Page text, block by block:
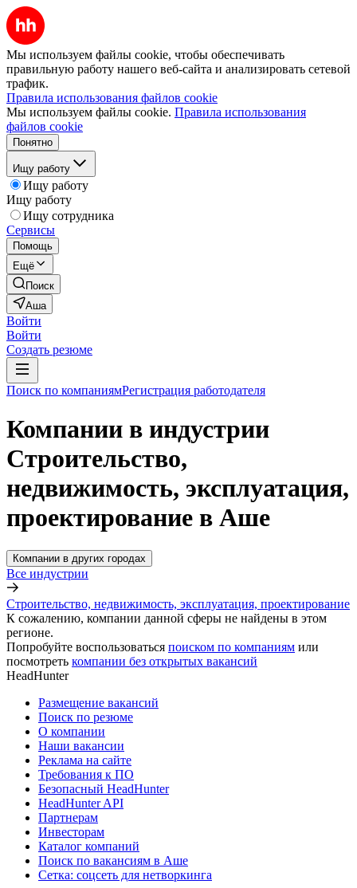
Мы используем файлы cookie, чтобы обеспечивать
правильную работу нашего веб-сайта и анализировать сетевой
трафик.
Правила использования файлов cookie
Мы используем файлы cookie. Правила использования
файлов cookie
Понятно
Ищу работу
Ищу работу
Ищу работу
Ищу сотрудника
Сервисы
Помощь
Ещё
Поиск
Аша
Войти
Войти
Создать резюме
Поиск по компаниямРегистрация работодателя
Компании в индустрии
Строительство,
недвижимость, эксплуатация,
проектирование в Аше
Компании в других городах
Все индустрии
Строительство, недвижимость, эксплуатация, проектирование
К сожалению, компании данной сферы не найдены в этом
регионе.
Попробуйте воспользоваться поиском по компаниям или
посмотреть компании без открытых вакансий
HeadHunter
Размещение вакансий
Поиск по резюме
О компании
Наши вакансии
Реклама на сайте
Требования к ПО
Безопасный HeadHunter
HeadHunter API
Партнерам
Инвесторам
Каталог компаний
Поиск по вакансиям в Аше
Сетка: соцсеть для нетворкинга